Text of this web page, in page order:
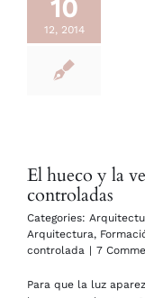
10
12, 2014
El hueco y la
controladas
Categories:
Arquitectura,
controlada | 7
Para que la luz